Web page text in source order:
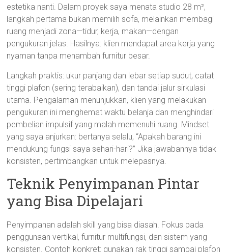
estetika nanti. Dalam proyek saya menata studio 28 m²,
langkah pertama bukan memilih sofa, melainkan membagi
ruang menjadi zona—tidur, kerja, makan—dengan
pengukuran jelas. Hasilnya: klien mendapat area kerja yang
nyaman tanpa menambah furnitur besar.
Langkah praktis: ukur panjang dan lebar setiap sudut, catat
tinggi plafon (sering terabaikan), dan tandai jalur sirkulasi
utama. Pengalaman menunjukkan, klien yang melakukan
pengukuran ini menghemat waktu belanja dan menghindari
pembelian impulsif yang malah memenuhi ruang. Mindset
yang saya anjurkan: bertanya selalu, “Apakah barang ini
mendukung fungsi saya sehari-hari?” Jika jawabannya tidak
konsisten, pertimbangkan untuk melepasnya.
Teknik Penyimpanan Pintar
yang Bisa Dipelajari
Penyimpanan adalah skill yang bisa diasah. Fokus pada
penggunaan vertikal, furnitur multifungsi, dan sistem yang
konsisten. Contoh konkret: gunakan rak tinggi sampai plafon